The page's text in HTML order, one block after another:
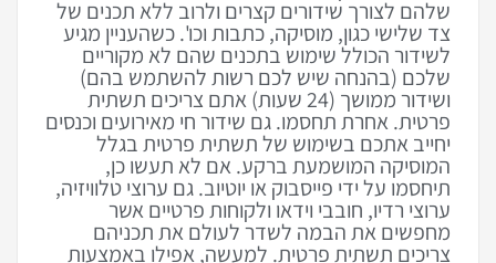
שלהם לצורך שידורים קצרים ולרוב ללא תכנים של
צד שלישי כגון, מוסיקה, כתבות וכו'. כשהעניין מגיע
לשידור הכולל שימוש בתכנים שהם לא מקוריים
שלכם (בהנחה שיש לכם רשות להשתמש בהם)
ושידור ממושך (24 שעות) אתם צריכים תשתית
פרטית. אחרת תחסמו. גם שידור חי מאירועים וכנסים
יחייב אתכם בשימוש של תשתית פרטית בגלל
המוסיקה המושמעת ברקע. אם לא תעשו כן,
תיחסמו על ידי פייסבוק או יוטיוב. גם ערוצי טלוויזיה,
ערוצי רדיו, חובבי וידאו ולקוחות פרטיים אשר
מחפשים את הבמה לשדר לעולם את תכניהם
צריכים תשתית פרטית. למעשה, אפילו באמצעות